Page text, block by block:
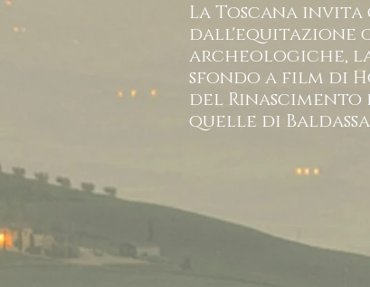
La Toscana
dall'equitazione
archeologiche,
sfondo a film di
del
quelle di